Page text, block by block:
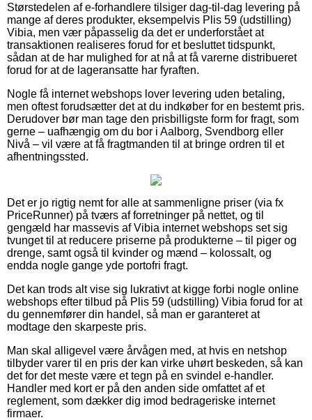
Størstedelen af e-forhandlere tilsiger dag-til-dag levering på
mange af deres produkter, eksempelvis Plis 59 (udstilling)
Vibia, men vær påpasselig da det er underforstået at
transaktionen realiseres forud for et besluttet tidspunkt,
sådan at de har mulighed for at nå at få varerne distribueret
forud for at de lageransatte har fyraften.
Nogle få internet webshops lover levering uden betaling,
men oftest forudsætter det at du indkøber for en bestemt pris.
Derudover bør man tage den prisbilligste form for fragt, som
gerne – uafhængig om du bor i Aalborg, Svendborg eller
Nivå – vil være at få fragtmanden til at bringe ordren til et
afhentningssted.
Det er jo rigtig nemt for alle at sammenligne priser (via fx
PriceRunner) på tværs af forretninger på nettet, og til
gengæld har massevis af Vibia internet webshops set sig
tvunget til at reducere priserne på produkterne – til piger og
drenge, samt også til kvinder og mænd – kolossalt, og
endda nogle gange yde portofri fragt.
Det kan trods alt vise sig lukrativt at kigge forbi nogle online
webshops efter tilbud på Plis 59 (udstilling) Vibia forud for at
du gennemfører din handel, så man er garanteret at
modtage den skarpeste pris.
Man skal alligevel være årvågen med, at hvis en netshop
tilbyder varer til en pris der kan virke uhørt beskeden, så kan
det for det meste være et tegn på en svindel e-handler.
Handler med kort er på den anden side omfattet af et
reglement, som dækker dig imod bedrageriske internet
firmaer.